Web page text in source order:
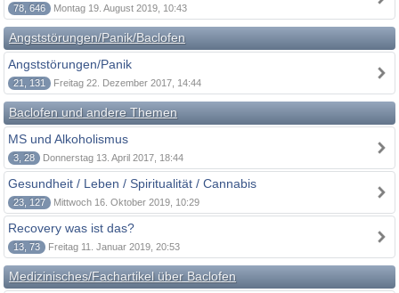
78, 646 Montag 19. August 2019, 10:43
Angststörungen/Panik/Baclofen
Angststörungen/Panik
21, 131 Freitag 22. Dezember 2017, 14:44
Baclofen und andere Themen
MS und Alkoholismus
3, 28 Donnerstag 13. April 2017, 18:44
Gesundheit / Leben / Spiritualität / Cannabis
23, 127 Mittwoch 16. Oktober 2019, 10:29
Recovery was ist das?
13, 73 Freitag 11. Januar 2019, 20:53
Medizinisches/Fachartikel über Baclofen